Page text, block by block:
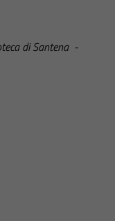
di Santena -